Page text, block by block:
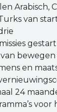
Arabisch,
van
en
24
voor